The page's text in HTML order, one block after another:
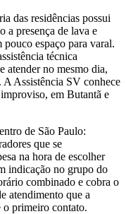
das residências possui
a presença de lava e
pouco espaço para varal.
técnica
atender no mesmo dia,
Assistência SV conhece
em Butantã e
de São Paulo:
que se
na hora de escolher
indicação no grupo do
combinado e cobra o
atendimento que a
o primeiro contato.